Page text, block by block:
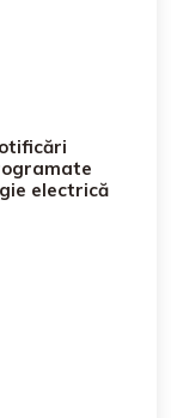
electrică